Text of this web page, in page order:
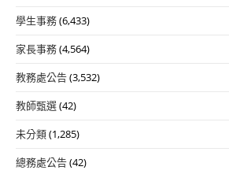
學生事務(6,433)
家長事務(4,564)
教務處公告(3,532)
教師甄選(42)
未分類(1,285)
總務處公告(42)